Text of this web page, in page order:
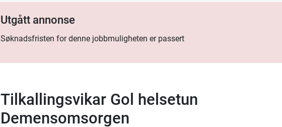
Utgått annonse
Søknadsfristen for denne jobbmuligheten er passert
Tilkallingsvikar Gol helsetun
Demensomsorgen